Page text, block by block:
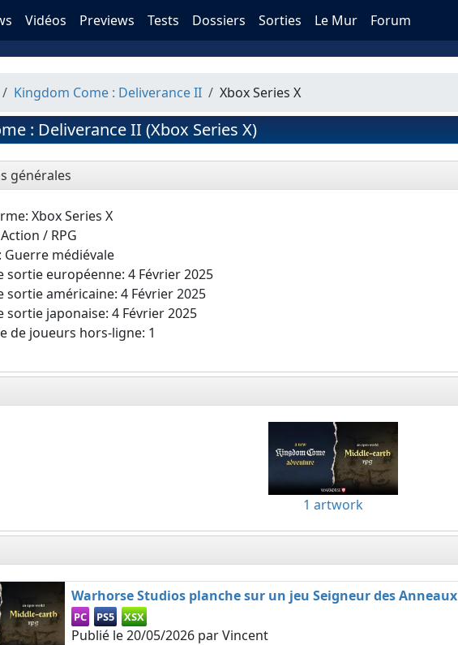
Vidéos Previews Tests Dossiers Sorties Le Mur Forum
Kingdom Come : Deliverance II Xbox Series X
: Deliverance II (Xbox Series X)
générales
Xbox Series X
/ RPG
Guerre médiévale
sortie européenne: 4 Février 2025
sortie américaine: 4 Février 2025
sortie japonaise: 4 Février 2025
de joueurs hors-ligne: 1
1 artwork
Warhorse Studios planche sur un jeu Seigneur des Anneaux
PC PS5 XSX
Publié le20/05/2026 par Vincent